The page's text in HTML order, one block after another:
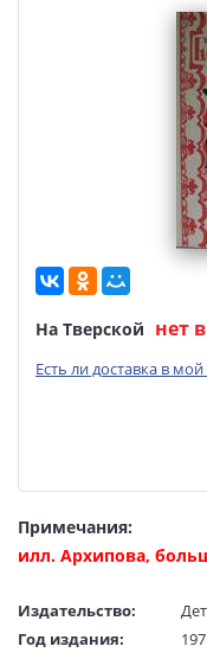
На Тверской нет
Есть ли доставка в
Примечания:
илл. Архипова,
Издательство:
Год издания: